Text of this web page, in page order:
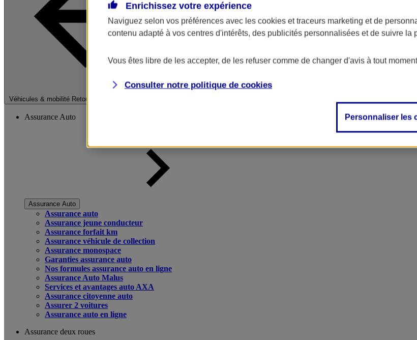
Véhicules & mobilité Retour à la section précédente
Fermer le menu principal
Assurance Auto
Assurance Auto
Assurance auto
Assurance jeune conducteur
Assurance forfait km
Assurance véhicule de collection
Assurance monospace
Garanties assurance auto
Nos formules assurance auto en ligne
Assurance Auto Malus
Services et avantages auto AXA
Assurance citoyenne auto
Assurer 2 voitures
Assurance auto en ligne
Assurance deux roues
Enrichissez votre expérience
Naviguez selon vos préférences avec les cookies et traceurs marketing et de
contenu adapté à vos centres d'intérêts, des publicités personnalisées et de suivre la
Vous êtes libre de les accepter, de les refuser comme de changer d'avis à tout
Consulter notre politique de cookies
Personnaliser les